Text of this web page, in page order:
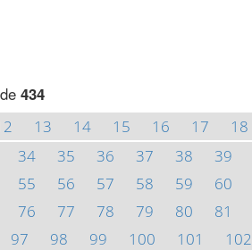
de 434
13 14 15 16 17 18
34 35 36 37 38 39
55 56 57 58 59 60
76 77 78 79 80 81
97 98 99 100 101 102